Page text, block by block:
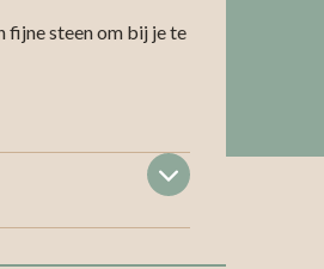
fijne steen om bij je te